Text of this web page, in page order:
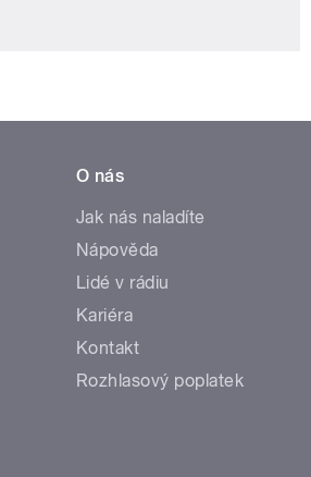
O nás
Jak nás naladíte
Nápověda
Lidé v rádiu
Kariéra
Kontakt
Rozhlasový poplatek